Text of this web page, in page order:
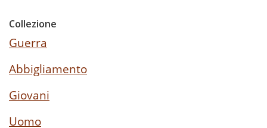
Collezione
Guerra
Abbigliamento
Giovani
Uomo